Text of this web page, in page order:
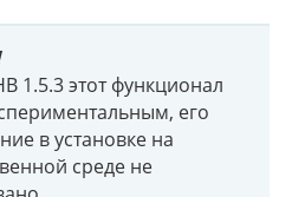
1.5.3 этот функционал
его
в установке на
среде не